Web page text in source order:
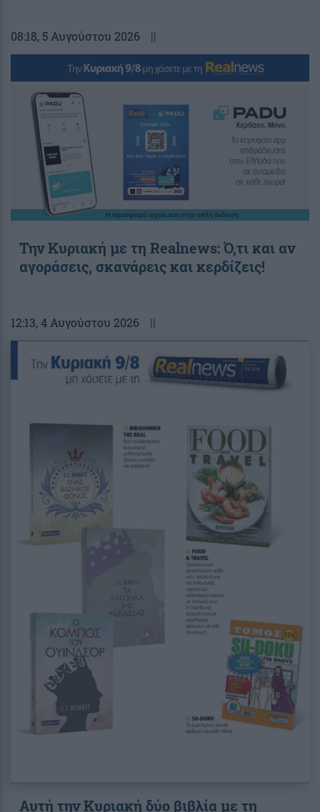
08:18, 5 Αυγούστου 2026 ||
Την Κυριακή με τη Realnews: Ό,τι και αν
αγοράσεις, σκανάρεις και κερδίζεις!
12:13, 4 Αυγούστου 2026 ||
Αυτή την Κυριακή δύο βιβλία με τη